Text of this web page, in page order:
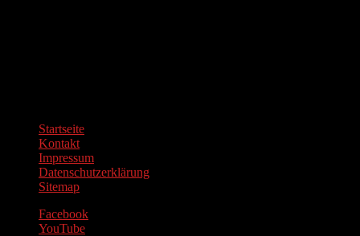
Startseite
Kontakt
Impressum
Datenschutzerklärung
Sitemap
Facebook
YouTube